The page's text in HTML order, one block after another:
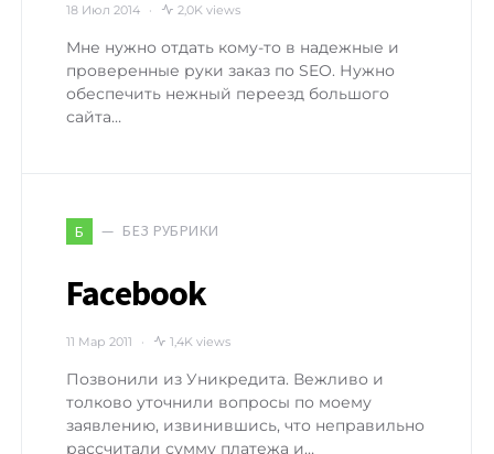
18 Июл 2014 2,0K views
Мне нужно отдать кому-то в надежные и
проверенные руки заказ по SEO. Нужно
обеспечить нежный переезд большого
сайта…
Б БЕЗ РУБРИКИ
Facebook
11 Мар 2011 1,4K views
Позвонили из Уникредита. Вежливо и
толково уточнили вопросы по моему
заявлению, извинившись, что неправильно
рассчитали сумму платежа и…